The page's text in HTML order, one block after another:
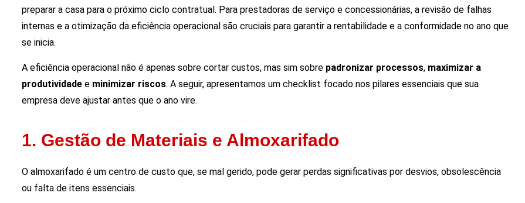
preparar a casa para o próximo ciclo contratual. Para prestadoras de serviço e concessionárias, a revisão de falhas
internas e a otimização da eficiência operacional são cruciais para garantir a rentabilidade e a conformidade no ano que
se inicia.
A eficiência operacional não é apenas sobre cortar custos, mas sim sobre padronizar processos, maximizar a
produtividade e minimizar riscos. A seguir, apresentamos um checklist focado nos pilares essenciais que sua
empresa deve ajustar antes que o ano vire.
1. Gestão de Materiais e Almoxarifado
O almoxarifado é um centro de custo que, se mal gerido, pode gerar perdas significativas por desvios, obsolescência
ou falta de itens essenciais.